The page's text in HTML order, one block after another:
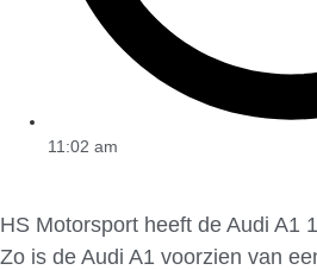
11:02 am
HS Motorsport heeft de Audi A1
Zo is de Audi A1 voorzien van